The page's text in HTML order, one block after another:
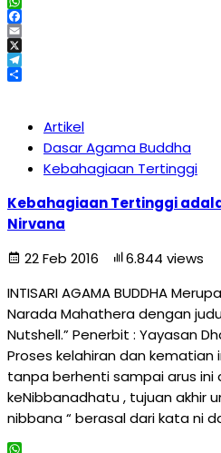
WhatsApp
Facebook
Email
X
Telegram
Artikel
Dasar Agama Buddha
Kebahagiaan Tertinggi
Kebahagiaan Tertinggi
Nirvana
22 Feb 2016
6.844 views
INTISARI AGAMA BUDDHA
Narada Mahathera dengan
Nutshell.” Penerbit : Yayasan
Proses kelahiran dan kematian
tanpa berhenti sampai arus ini
keNibbanadhatu , tujuan akhir
nibbana “ berasal dari kata ni